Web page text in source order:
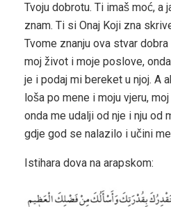
Tvoju dobrotu. Ti imaš moć, a
znam. Ti si Onaj Koji zna
Tvome znanju ova stvar
moj život i moje poslove,
je i podaj mi bereket u njoj. A
loša po mene i moju vjeru,
onda me udalji od nje i nju od
gdje god se nalazilo i učini
Istihara dova na arapskom: